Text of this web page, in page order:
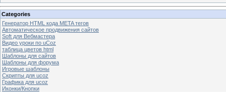
Categories
Генератор HTML кода META тегов
Автоматическое продвижения сайтов
Soft для Вебмастера
Видео уроки по uCoz
таблица цветов html
Шаблоны для сайтов
Шаблоны для форума
Игровые шаблоны
Скрипты для ucoz
Графика для ucoz
Иконки/Кнопки